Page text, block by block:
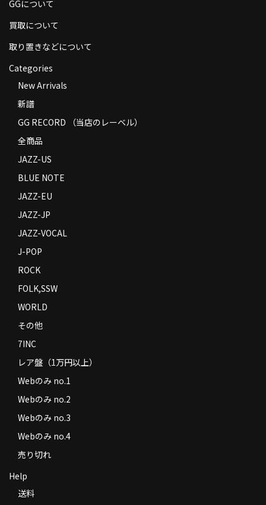
お支払い方法
返品
Privacy Policy
特定商取引法に基づく表示
GGについて
買取について
取り置きなどについて
Categories
New Arrivals
新譜
GG RECORD （当店のレーベル）
全商品
JAZZ-US
BLUE NOTE
JAZZ-EU
JAZZ-JP
JAZZ-VOCAL
J-POP
ROCK
FOLK,SSW
WORLD
その他
7INC
レア盤（1万円以上）
Webのみ no.1
Webのみ no.2
Webのみ no.3
Webのみ no.4
売り切れ
Help
送料